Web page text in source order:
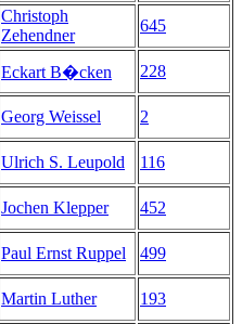
Christoph
Zehendner
645
Eckart B�cken
228
Georg Weissel
2
Ulrich S. Leupold
116
Jochen Klepper
452
Paul Ernst Ruppel
499
Martin Luther
193